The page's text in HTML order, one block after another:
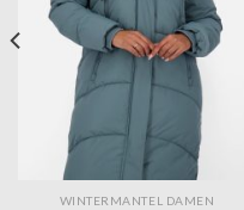
WINTERMANTEL DAMEN